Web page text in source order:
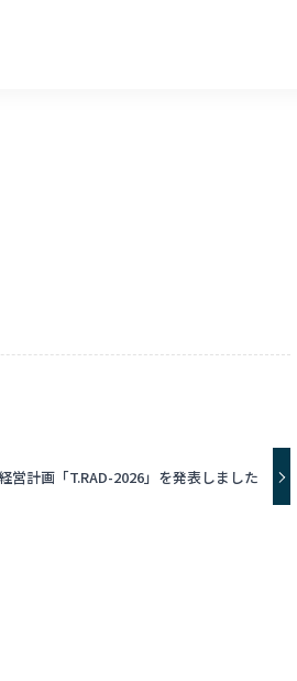
営計画「T.RAD-2026」を発表しました